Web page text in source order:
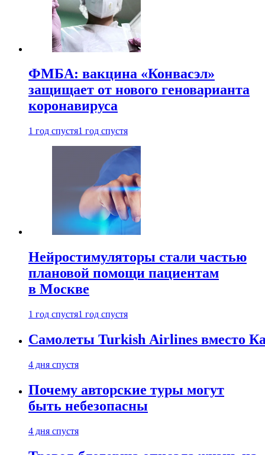
ФМБА: вакцина «Конвасэл»
защищает от нового геноварианта
коронавируса
1 год спустя1 год спустя
Нейростимуляторы стали частью
плановой помощи пациентам
в Москве
1 год спустя1 год спустя
Самолеты Turkish Airlines вместо
4 дня спустя
Почему авторские туры могут
быть небезопасны
4 дня спустя